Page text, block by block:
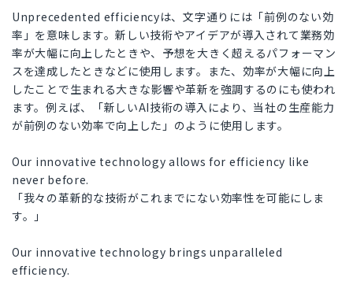
Unprecedented efficiencyは、文字通りには「前例のない効
率」を意味します。新しい技術やアイデアが導入されて業務効
率が大幅に向上したときや、予想を大きく超えるパフォーマン
スを達成したときなどに使用します。また、効率が大幅に向上
したことで生まれる大きな影響や革新を強調するのにも使われ
ます。例えば、「新しいAI技術の導入により、当社の生産能力
が前例のない効率で向上した」のように使用します。
Our innovative technology allows for efficiency like
never before.
「我々の革新的な技術がこれまでにない効率性を可能にしま
す。」
Our innovative technology brings unparalleled
efficiency.